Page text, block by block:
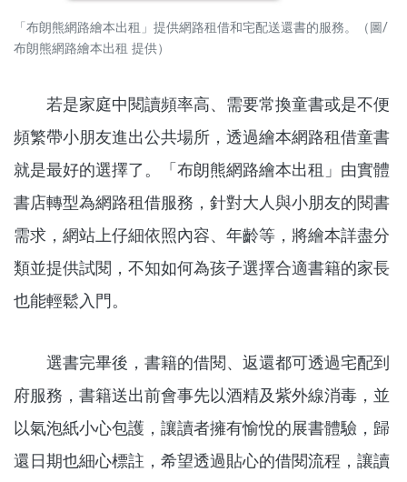
「布朗熊網路繪本出租」提供網路租借和宅配送還書的服務。（圖/
布朗熊網路繪本出租 提供）
若是家庭中閱讀頻率高、需要常換童書或是不便
頻繁帶小朋友進出公共場所，透過繪本網路租借童書
就是最好的選擇了。「布朗熊網路繪本出租」由實體
書店轉型為網路租借服務，針對大人與小朋友的閱書
需求，網站上仔細依照內容、年齡等，將繪本詳盡分
類並提供試閱，不知如何為孩子選擇合適書籍的家長
也能輕鬆入門。
選書完畢後，書籍的借閱、返還都可透過宅配到
府服務，書籍送出前會事先以酒精及紫外線消毒，並
以氣泡紙小心包護，讓讀者擁有愉悅的展書體驗，歸
還日期也細心標註，希望透過貼心的借閱流程，讓讀